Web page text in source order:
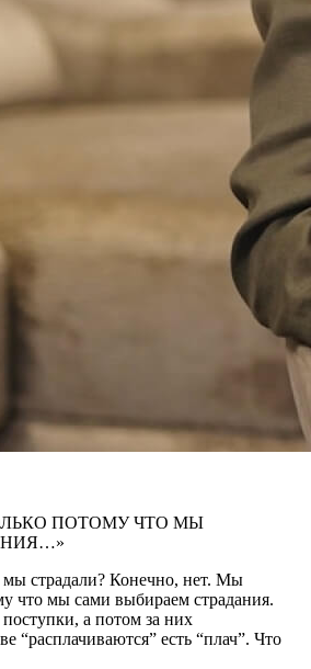
ПОТОМУ ЧТО МЫ
мы страдали? Конечно, нет. Мы
что мы сами выбираем страдания.
а потом за них
“расплачиваются” есть “плач”. Что